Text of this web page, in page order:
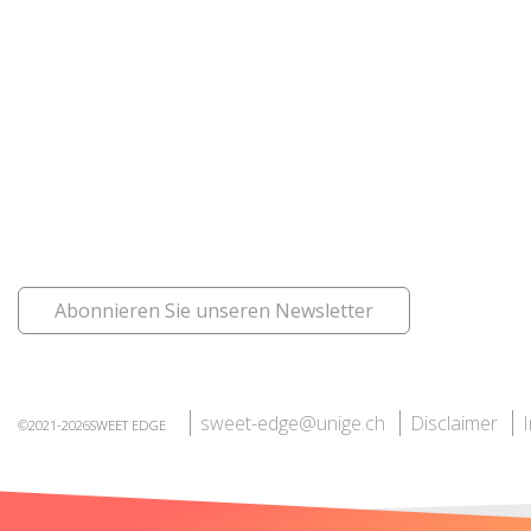
Abonnieren Sie unseren Newsletter
©2021-2026SWEET EDGE sweet-edge@unige.ch Disclaimer